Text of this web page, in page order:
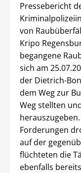
Pressebericht
von
Kripo
begangene
sich am
der Dietrich-
dem Weg zur
Weg stellten
Forderungen
auf der
flüchteten die
ebenfalls